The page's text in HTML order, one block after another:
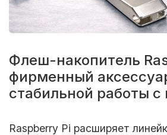
Флеш-накопитель
фирменный
стабильной работы с
Raspberry Pi расширяет